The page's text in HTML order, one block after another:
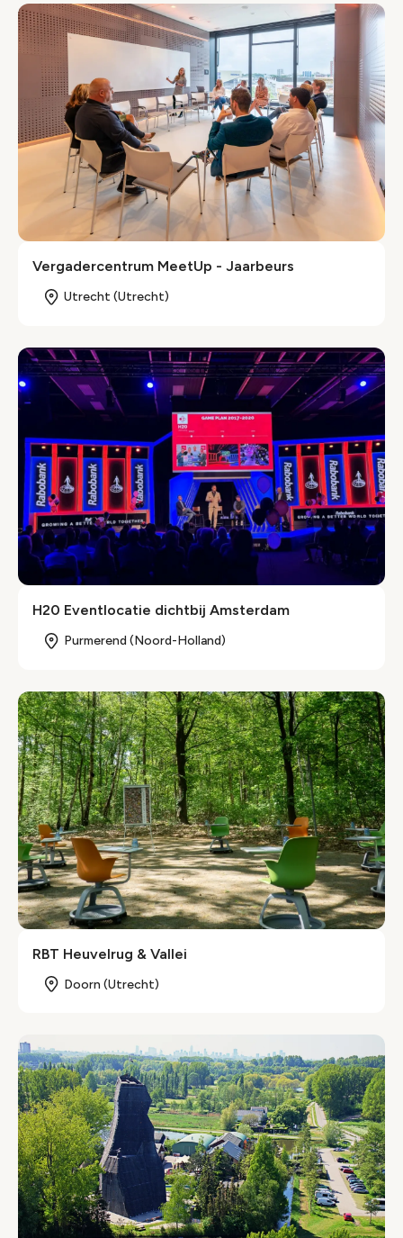
Ver­ga­der­centrum MeetUp - Jaarbeurs
Utrecht (Utrecht)
H20 Eventlocatie dichtbij Amsterdam
Purmerend (Noord-Holland)
RBT Heuvelrug & Vallei
Doorn (Utrecht)